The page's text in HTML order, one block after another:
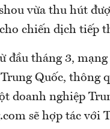
vừa thu hút
chiến dịch tiếp
đầu tháng 3,
Quốc, thông
doanh nghiệp
sẽ hợp tác với